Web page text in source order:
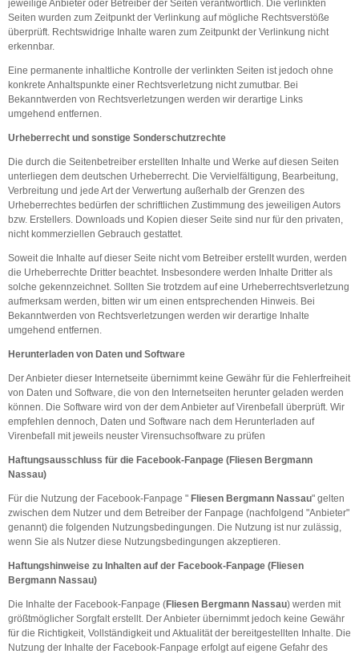
jeweilige Anbieter oder Betreiber der Seiten verantwortlich. Die verlinkten
Seiten wurden zum Zeitpunkt der Verlinkung auf mögliche Rechtsverstöße
überprüft. Rechtswidrige Inhalte waren zum Zeitpunkt der Verlinkung nicht
erkennbar.
Eine permanente inhaltliche Kontrolle der verlinkten Seiten ist jedoch ohne
konkrete Anhaltspunkte einer Rechtsverletzung nicht zumutbar. Bei
Bekanntwerden von Rechtsverletzungen werden wir derartige Links
umgehend entfernen.
Urheberrecht und sonstige Sonderschutzrechte
Die durch die Seitenbetreiber erstellten Inhalte und Werke auf diesen Seiten
unterliegen dem deutschen Urheberrecht. Die Vervielfältigung, Bearbeitung,
Verbreitung und jede Art der Verwertung außerhalb der Grenzen des
Urheberrechtes bedürfen der schriftlichen Zustimmung des jeweiligen Autors
bzw. Erstellers. Downloads und Kopien dieser Seite sind nur für den privaten,
nicht kommerziellen Gebrauch gestattet.
Soweit die Inhalte auf dieser Seite nicht vom Betreiber erstellt wurden, werden
die Urheberrechte Dritter beachtet. Insbesondere werden Inhalte Dritter als
solche gekennzeichnet. Sollten Sie trotzdem auf eine Urheberrechtsverletzung
aufmerksam werden, bitten wir um einen entsprechenden Hinweis. Bei
Bekanntwerden von Rechtsverletzungen werden wir derartige Inhalte
umgehend entfernen.
Herunterladen von Daten und Software
Der Anbieter dieser Internetseite übernimmt keine Gewähr für die Fehlerfreiheit
von Daten und Software, die von den Internetseiten herunter geladen werden
können. Die Software wird von der dem Anbieter auf Virenbefall überprüft. Wir
empfehlen dennoch, Daten und Software nach dem Herunterladen auf
Virenbefall mit jeweils neuster Virensuchsoftware zu prüfen
Haftungsausschluss für die Facebook-Fanpage (Fliesen Bergmann
Nassau)
Für die Nutzung der Facebook-Fanpage " Fliesen Bergmann Nassau" gelten
zwischen dem Nutzer und dem Betreiber der Fanpage (nachfolgend "Anbieter"
genannt) die folgenden Nutzungsbedingungen. Die Nutzung ist nur zulässig,
wenn Sie als Nutzer diese Nutzungsbedingungen akzeptieren.
Haftungshinweise zu Inhalten auf der Facebook-Fanpage (Fliesen
Bergmann Nassau)
Die Inhalte der Facebook-Fanpage (Fliesen Bergmann Nassau) werden mit
größtmöglicher Sorgfalt erstellt. Der Anbieter übernimmt jedoch keine Gewähr
für die Richtigkeit, Vollständigkeit und Aktualität der bereitgestellten Inhalte. Die
Nutzung der Inhalte der Facebook-Fanpage erfolgt auf eigene Gefahr des